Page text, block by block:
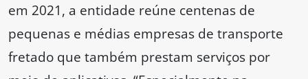
em 2021, a entidade reúne centenas de
pequenas e médias empresas de transporte
fretado que também prestam serviços por